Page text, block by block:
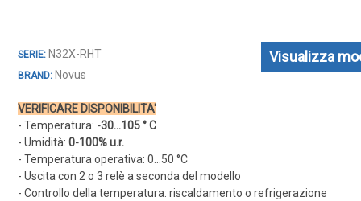
N32X-RHT Visualizza
BRAND: Novus
VERIFICARE DISPONIBILITA'
- Temperatura: -30...105 ° C
- Umidità:0-100% u.r.
- Temperatura operativa: 0...50 °C
- Uscita con 2 o 3 relè a seconda del modello
- Controllo della temperatura: riscaldamento o refrigerazione